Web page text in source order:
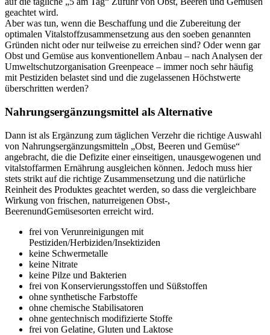
geachtet wird.
Aber was tun, wenn die Beschaffung und die Zubereitung der
optimalen Vitalstoffzusammensetzung aus den soeben genannten
Gründen nicht oder nur teilweise zu erreichen sind? Oder wenn gar
Obst und Gemüse aus konventionellem Anbau – nach Analysen der
Umweltschutzorganisation Greenpeace – immer noch sehr häufig
mit Pestiziden belastet sind und die zugelassenen Höchstwerte
überschritten werden?
Nahrungsergänzungsmittel als Alternative
Dann ist als Ergänzung zum täglichen Verzehr die richtige Auswahl
von Nahrungsergänzungsmitteln „Obst, Beeren und Gemüse“
angebracht, die die Defizite einer einseitigen, unausgewogenen und
vitalstoffarmen Ernährung ausgleichen können. Jedoch muss hier
stets strikt auf die richtige Zusammensetzung und die natürliche
Reinheit des Produktes geachtet werden, so dass die vergleichbare
Wirkung von frischen, naturreigenen Obst-,
BeerenundGemüsesorten erreicht wird.
frei von Verunreinigungen mit
Pestiziden/Herbiziden/Insektiziden
keine Schwermetalle
keine Nitrate
keine Pilze und Bakterien
frei von Konservierungsstoffen und Süßstoffen
ohne synthetische Farbstoffe
ohne chemische Stabilisatoren
ohne gentechnisch modifizierte Stoffe
frei von Gelatine, Gluten und Laktose